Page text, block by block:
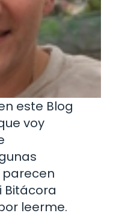
este Blog
voy
Bitácora
leerme.